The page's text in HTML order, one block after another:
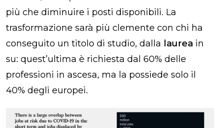
più che diminuire i posti disponibili. La
trasformazione sarà più clemente con chi ha
conseguito un titolo di studio, dalla
laurea in
su: quest’ultima è richiesta dal 60% delle
professioni in ascesa, ma la possiede solo il
40% degli europei.